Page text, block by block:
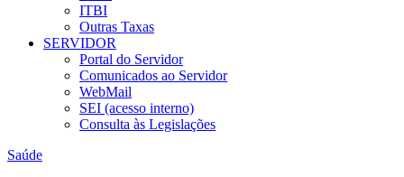
ITBI
Outras Taxas
SERVIDOR
Portal do Servidor
Comunicados ao Servidor
WebMail
SEI (acesso interno)
Consulta às Legislações
Saúde